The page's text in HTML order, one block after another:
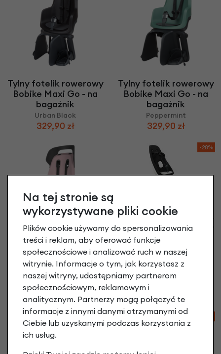
Tylny fotelik rowerowy
Bobike Maxi Go - na
bagażnik
Urban Black
329,90 zł
Tylny fotelik rowerowy
Bobike Maxi Go - na
bagażnik
Peppermint
329,90 zł
Tylny fotelik rowerowy
Bobike Maxi Go - na
bagażnik
Cotton Candy Pink
329,90 zł
-28%
Tylny fotelik rowerowy
Thule Yepp Nexxt Maxi
do ramy
Snow White
529,90 zł
Na tej stronie są
wykorzystywane pliki cookie
Plików cookie używamy do spersonalizowania
treści i reklam, aby oferować funkcje
społecznościowe i analizować ruch w naszej
witrynie. Informacje o tym, jak korzystasz z
naszej witryny, udostępniamy partnerom
społecznościowym, reklamowym i
analitycznym. Partnerzy mogą połączyć te
informacje z innymi danymi otrzymanymi od
Ciebie lub uzyskanymi podczas korzystania z
ich usług.